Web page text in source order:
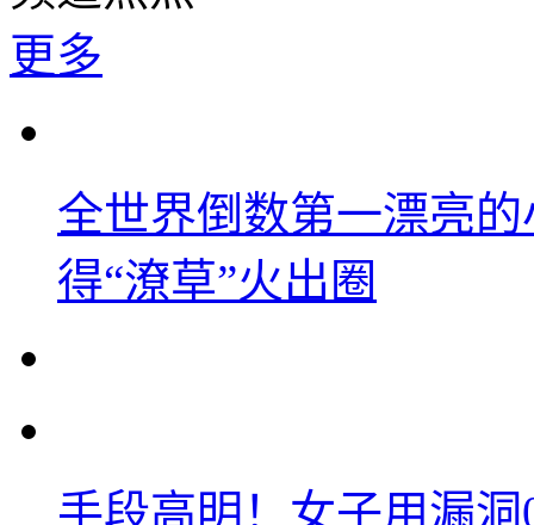
更多
全世界倒数第一漂亮
得“潦草”火出圈
手段高明！女子用漏